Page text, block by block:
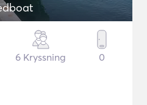
6 Kryssning 0